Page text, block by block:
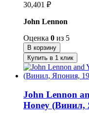
30,401 ₽
John Lennon
Оценка 0 из 5
В корзину
Купить в 1 клик
John Lennon
Honey (Винил,